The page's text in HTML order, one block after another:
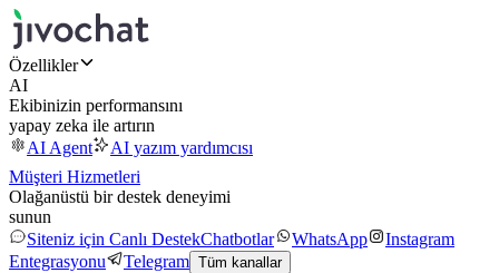
Özellikler
AI
Ekibinizin performansını
yapay zeka ile artırın
AI Agent
AI yazım yardımcısı
Müşteri Hizmetleri
Olağanüstü bir destek deneyimi
sunun
Siteniz için Canlı DestekChatbotlar WhatsApp
Instagram
Entegrasyonu
Telegram Tüm kanallar